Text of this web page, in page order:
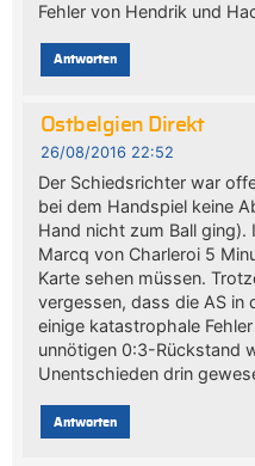
Fehler von Hendrik und
Antworten
Ostbelgien Direkt
26/08/2016 22:52
Der Schiedsrichter war
bei dem Handspiel keine
Hand nicht zum Ball ging).
Marcq von Charleroi 5
Karte sehen müssen.
vergessen, dass die AS in
einige katastrophale
unnötigen 0:3-Rückstand
Unentschieden drin
Antworten